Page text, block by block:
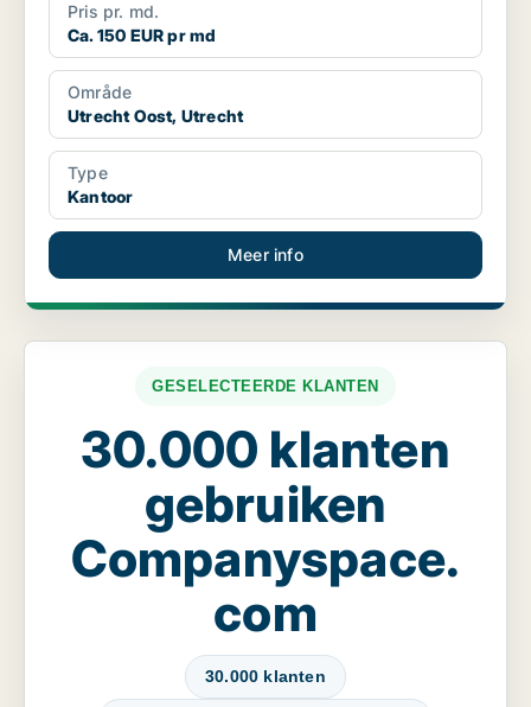
Pris pr. md.
Ca. 150 EUR pr md
Område
Utrecht Oost, Utrecht
Type
Kantoor
Meer info
GESELECTEERDE KLANTEN
30.000 klanten
gebruiken
Companyspace.
com
30.000 klanten